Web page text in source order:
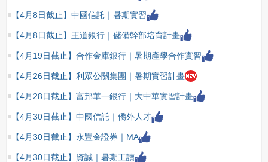
【4月8日截止】中國信託｜暑期實習
【4月8日截止】王道銀行｜儲備幹部培育計畫
【4月19日截止】合作金庫銀行｜暑期產學合作實習
【4月26日截止】利眾公關集團｜暑期實習計畫
【4月28日截止】富邦華一銀行｜大中華實習計畫
【4月30日截止】中國信託｜僑外人才
【4月30日截止】永豐金證券｜MA
【4月30日截止】資誠｜暑期工讀